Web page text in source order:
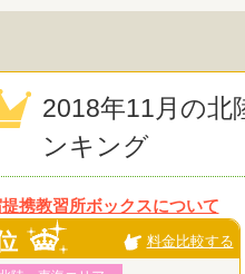
2018年11月の北
ンキング
携教習所ボックスについて
料金比較する